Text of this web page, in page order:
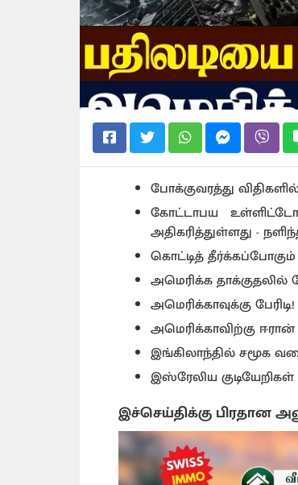
போக்குவரத்து
கோட்டாபய
அதிகரித்துள்ளது -
கொட்டித்
அமெரிக்க தாக்குதலில்
அமெரிக்காவுக்கு
அமெரிக்காவிற்கு
இங்கிலாந்தில் சமூக
இஸ்ரேலிய
இச்செய்திக்கு பிரதான